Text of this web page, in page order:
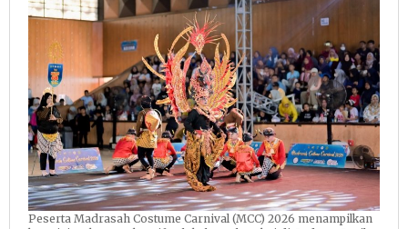
Jatimalang
Peserta Madrasah Costume Carnival (MCC) 2026 menampilkan